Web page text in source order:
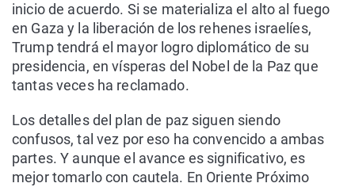
inicio de acuerdo. Si se materializa el alto al fuego
en Gaza y la liberación de los rehenes israelíes,
Trump tendrá el mayor logro diplomático de su
presidencia, en vísperas del Nobel de la Paz que
tantas veces ha reclamado.
Los detalles del plan de paz siguen siendo
confusos, tal vez por eso ha convencido a ambas
partes. Y aunque el avance es significativo, es
mejor tomarlo con cautela. En Oriente Próximo